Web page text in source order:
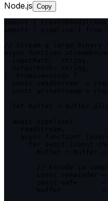
Node.js Copy
import {
// Stream a large binary
const readStream  =
const writeStream =
buffer =
// Encode in
const safe
buffer